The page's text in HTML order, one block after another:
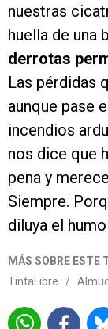
nuestras
huella de una
derrotas
Las pérdidas
aunque pase
incendios
nos dice que
pena y
Siempre.
diluya el
MÁS SOBRE ESTE
TintaLibre
/